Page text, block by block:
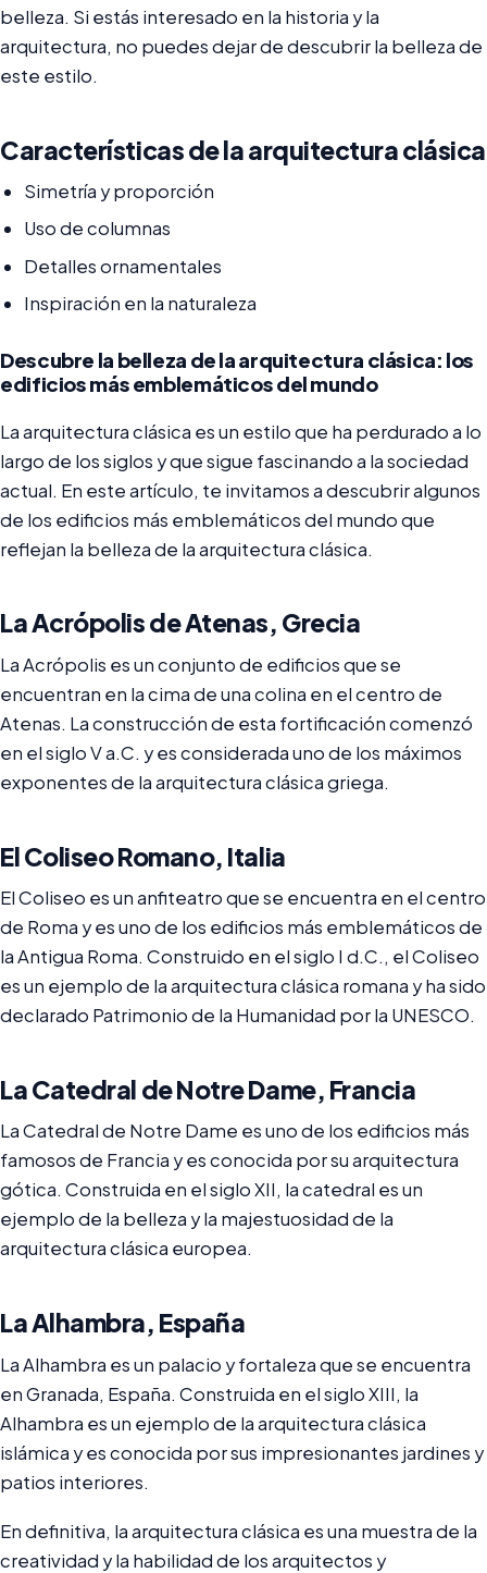
belleza. Si estás interesado en la historia y la
arquitectura, no puedes dejar de descubrir la belleza de
este estilo.
Características de la arquitectura clásica
Simetría y proporción
Uso de columnas
Detalles ornamentales
Inspiración en la naturaleza
Descubre la belleza de la arquitectura clásica: los
edificios más emblemáticos del mundo
La arquitectura clásica es un estilo que ha perdurado a lo
largo de los siglos y que sigue fascinando a la sociedad
actual. En este artículo, te invitamos a descubrir algunos
de los edificios más emblemáticos del mundo que
reflejan la belleza de la arquitectura clásica.
La Acrópolis de Atenas, Grecia
La Acrópolis es un conjunto de edificios que se
encuentran en la cima de una colina en el centro de
Atenas. La construcción de esta fortificación comenzó
en el siglo V a.C. y es considerada uno de los máximos
exponentes de la arquitectura clásica griega.
El Coliseo Romano, Italia
El Coliseo es un anfiteatro que se encuentra en el centro
de Roma y es uno de los edificios más emblemáticos de
la Antigua Roma. Construido en el siglo I d.C., el Coliseo
es un ejemplo de la arquitectura clásica romana y ha sido
declarado Patrimonio de la Humanidad por la UNESCO.
La Catedral de Notre Dame, Francia
La Catedral de Notre Dame es uno de los edificios más
famosos de Francia y es conocida por su arquitectura
gótica. Construida en el siglo XII, la catedral es un
ejemplo de la belleza y la majestuosidad de la
arquitectura clásica europea.
La Alhambra, España
La Alhambra es un palacio y fortaleza que se encuentra
en Granada, España. Construida en el siglo XIII, la
Alhambra es un ejemplo de la arquitectura clásica
islámica y es conocida por sus impresionantes jardines y
patios interiores.
En definitiva, la arquitectura clásica es una muestra de la
creatividad y la habilidad de los arquitectos y